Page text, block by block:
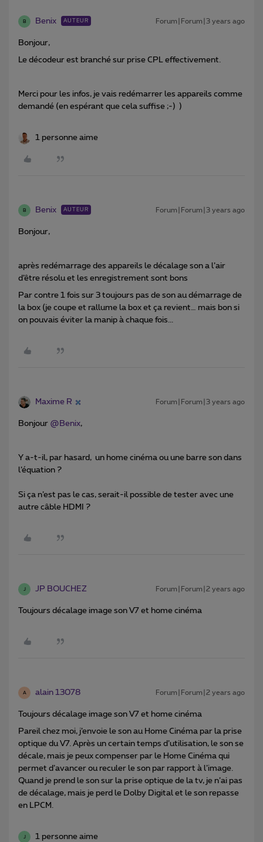
B Benix AUTEUR Forum|Forum|3 years ago
Bonjour,
Le décodeur est branché sur prise CPL effectivement.
Merci pour les infos, je vais redémarrer les appareils comme
demandé (en espérant que cela suffise ;-) )
1 personne aime
B Benix AUTEUR Forum|Forum|3 years ago
Bonjour,
après redémarrage des appareils le décalage son a l’air
d’être résolu et les enregistrement sont bons
Par contre 1 fois sur 3 toujours pas de son au démarrage de
la box (je coupe et rallume la box et ça revient… mais bon si
on pouvais éviter la manip à chaque fois...
Maxime R Forum|Forum|3 years ago
Bonjour @Benix,
Y a-t-il, par hasard, un home cinéma ou une barre son dans
l’équation ?
Si ça n’est pas le cas, serait-il possible de tester avec une
autre câble HDMI ?
JP BOUCHEZ Forum|Forum|2 years ago
Toujours décalage image son V7 et home cinéma
A alain 13078 Forum|Forum|2 years ago
Toujours décalage image son V7 et home cinéma
Pareil chez moi, j’envoie le son au Home Cinéma par la prise
optique du V7. Après un certain temps d’utilisation, le son se
décale, mais je peux compenser par le Home Cinéma qui
permet d’avancer ou reculer le son par rapport à l’image.
Quand je prend le son sur la prise optique de la tv, je n’ai pas
de décalage, mais je perd le Dolby Digital et le son repasse
en LPCM.
1 personne aime